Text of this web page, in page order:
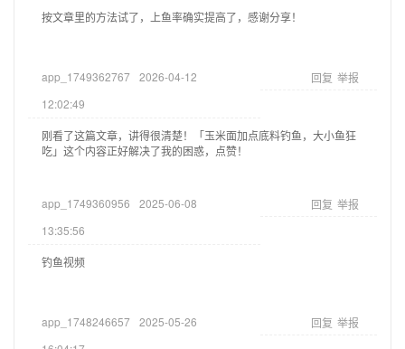
按文章里的方法试了，上鱼率确实提高了，感谢分享！
app_1749362767 2026-04-12
12:02:49
回复 举报
刚看了这篇文章，讲得很清楚！「玉米面加点底料钓鱼，大小鱼狂
吃」这个内容正好解决了我的困惑，点赞！
app_1749360956
2025-06-08
13:35:56
回复 举报
钓鱼视频
app_1748246657 2025-05-26
回复 举报